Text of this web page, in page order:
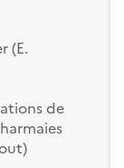
(E.
de